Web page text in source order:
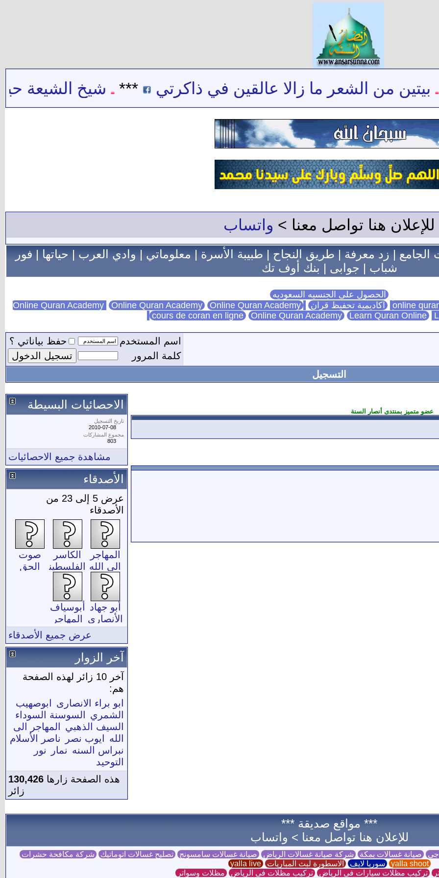
من الشعر ما زالا عالقين في ذاكرتي *** شيخ الشيعة حيدر
للإعلان هنا تواصل معنا > واتساب
الجامع|زد معرفة|طريق النجاح|طبيبة الأسرة|معلوماتي|وادي العرب|حياتها|فور
شباب | جوابى | بنك أوف تك
الحصول على الجنسيه السعوديه
اكاديمية تحفيظ قران Online Quran Academy Online Quran Academy
cours de coran en ligne Online Quran Academy Learn Quran Online
اسم المستخدم
حفظ بياناتي ؟
كلمة المرور
التسجيل
عضو متميز بمنتدى أنصار السنة
الاحصائيات البسيطة
تاريخ التسجيل
2010-07-08
مجموع المشاركات
803
مشاهدة جميع الاحصائيات
الأصدقاء
عرض 5 إلى 23 من
الأصدقاء
المهاجر
الى الله
الكاسر
الفلسطيني
صوت
الحق
أبو جهاد
الأنصاري
أبوسياف
المهاجر
عرض جميع الأصدقاء
آخر الزوار
آخر 10 زائر لهذه الصفحة
هم:
ابو براء الانصارى
ابوصهيب
الشمري
السوسنة السوداء
السيف الذهبي
المهاجر الى
الله
ايوب نصر
ناصر الأسلام
نبراس السنه نمار
نور
التوحيد
هذه الصفحة زارها 130,426
زائر
*** مواقع صديقة ***
للإعلان هنا تواصل معنا > واتساب
جي صيانة غسالات بمكة شركة صيانة غسالات الرياض صيانة غسالات سامسونج تصليح غسالات اتوماتيك شركة مكافحة حشرات
yalla shoot
سوريا لايف الاسطورة لبث المباريات yalla live
تركيب مظلات سيارات في الرياض تركيب مظلات في الرياض مظلات وسواتر